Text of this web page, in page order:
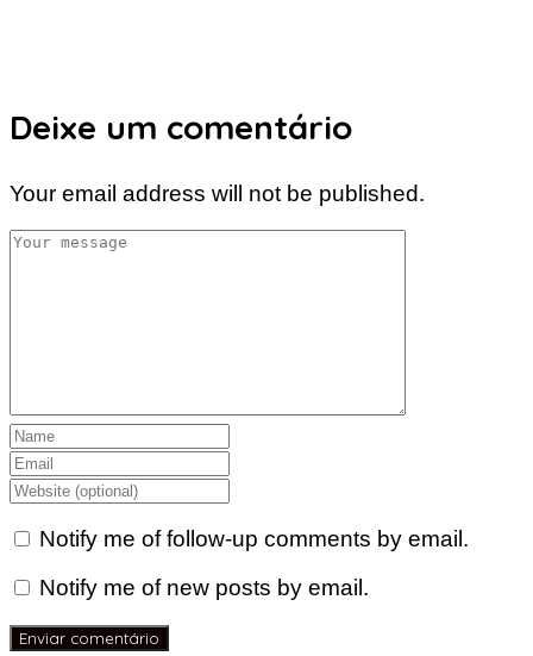
Deixe um comentário
Your email address will not be published.
Notify me of follow-up comments by email.
Notify me of new posts by email.